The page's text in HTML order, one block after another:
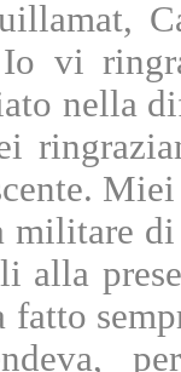
vi
nella
militare
alla
fatto